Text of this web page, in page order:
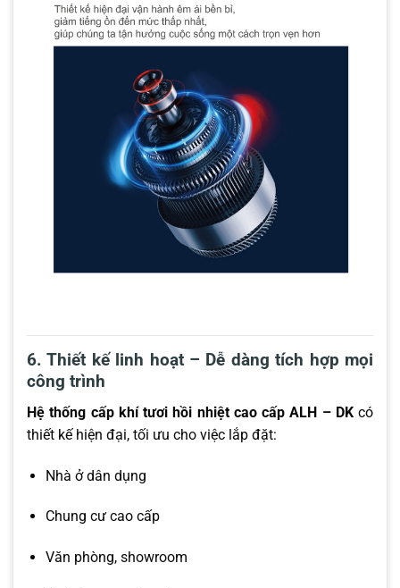
6. Thiết kế linh hoạt – Dễ dàng tích hợp mọi
công trình
Hệ thống cấp khí tươi hồi nhiệt cao cấp ALH – DKcó
thiết kế hiện đại, tối ưu cho việc lắp đặt:
Nhà ở dân dụng
Chung cư cao cấp
Văn phòng, showroom